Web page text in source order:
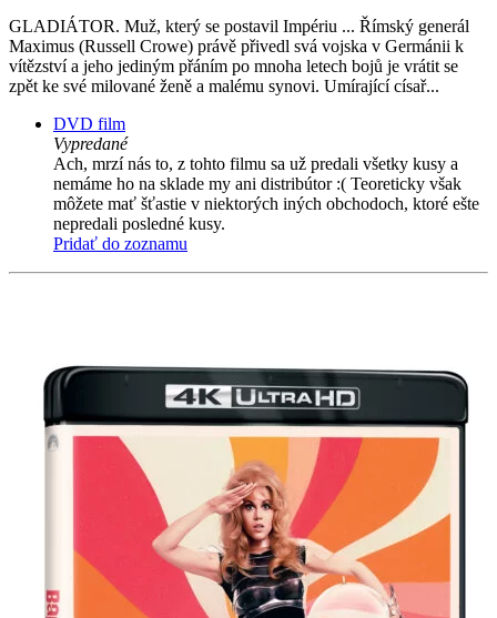
GLADIÁTOR. Muž, který se postavil Impériu ... Římský generál
Maximus (Russell Crowe) právě přivedl svá vojska v Germánii k
vítězství a jeho jediným přáním po mnoha letech bojů je vrátit se
zpět ke své milované ženě a malému synovi. Umírající císař...
DVD film
Vypredané
Ach, mrzí nás to, z tohto filmu sa už predali všetky kusy a
nemáme ho na sklade my ani distribútor :( Teoreticky však
môžete mať šťastie v niektorých iných obchodoch, ktoré ešte
nepredali posledné kusy.
Pridať do zoznamu